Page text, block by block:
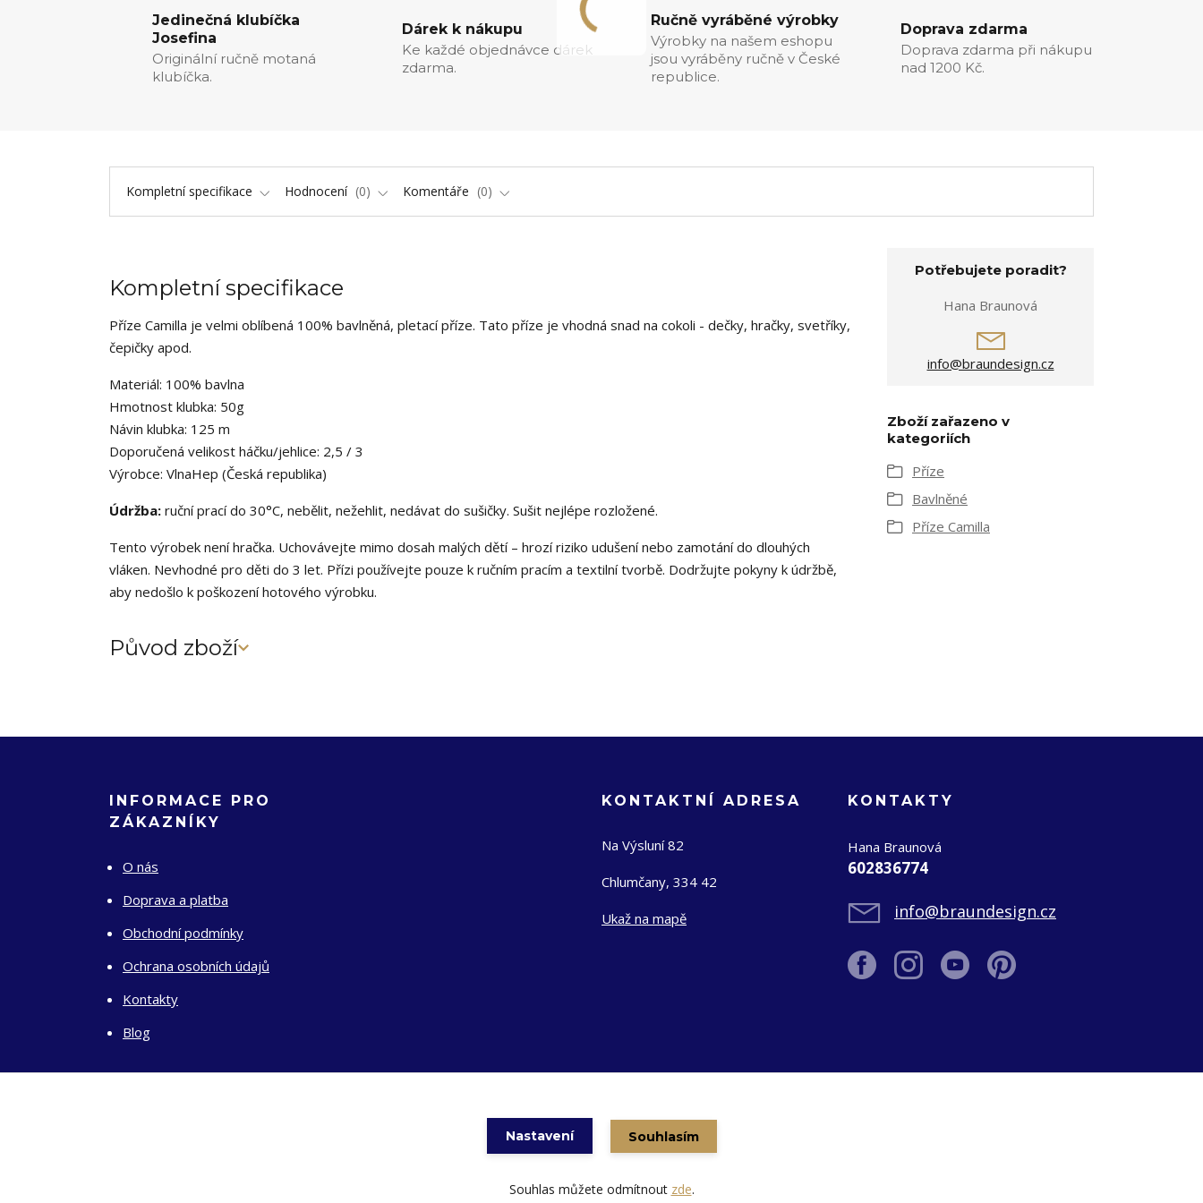
Jedinečná klubíčka
Josefina
Originální ručně motaná
klubíčka.
Dárek k nákupu
Ke každé objednávce dárek
zdarma.
Ručně vyráběné výrobky
Výrobky na našem eshopu
jsou vyráběny ručně v České
republice.
Doprava zdarma
Doprava zdarma při nákupu
nad 1200 Kč.
Kompletní specifikace Hodnocení 0 Komentáře 0
Kompletní specifikace
Příze Camilla je velmi oblíbená 100% bavlněná, pletací příze. Tato příze je vhodná snad na cokoli - dečky, hračky, svetříky,
čepičky apod.
Materiál: 100% bavlna
Hmotnost klubka: 50g
Návin klubka: 125 m
Doporučená velikost háčku/jehlice: 2,5 / 3
Výrobce: VlnaHep (Česká republika)
Údržba: ruční prací do 30°C, nebělit, nežehlit, nedávat do sušičky. Sušit nejlépe rozložené.
Tento výrobek není hračka. Uchovávejte mimo dosah malých dětí – hrozí riziko udušení nebo zamotání do dlouhých
vláken. Nevhodné pro děti do 3 let. Přízi používejte pouze k ručním pracím a textilní tvorbě. Dodržujte pokyny k údržbě,
aby nedošlo k poškození hotového výrobku.
Původ zboží
Potřebujete poradit?
Hana Braunová
info@braundesign.cz
Zboží zařazeno v
kategoriích
Příze
Bavlněné
Příze Camilla
INFORMACE PRO
ZÁKAZNÍKY
O nás
Doprava a platba
Obchodní podmínky
Ochrana osobních údajů
Kontakty
Blog
KONTAKTNÍ ADRESA
Na Výsluní 82
Chlumčany, 334 42
Ukaž na mapě
KONTAKTY
Hana Braunová
602836774
info@braundesign.cz
Vytvořeno na
Nastavení Souhlasím
Souhlas můžete odmítnout zde.